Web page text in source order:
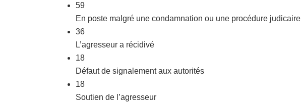
59
En poste malgré une condamnation ou une procédure judicaire
36
L’agresseur a récidivé
18
Défaut de signalement aux autorités
18
Soutien de l’agresseur